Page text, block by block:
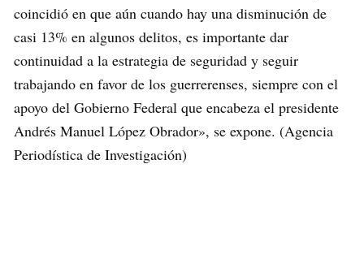
coincidió en que aún cuando hay una disminución de
casi 13% en algunos delitos, es importante dar
continuidad a la estrategia de seguridad y seguir
trabajando en favor de los guerrerenses, siempre con el
apoyo del Gobierno Federal que encabeza el presidente
Andrés Manuel López Obrador», se expone. (Agencia
Periodística de Investigación)